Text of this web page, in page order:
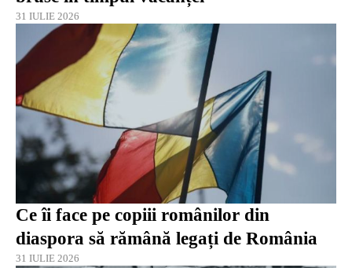
31 IULIE 2026
Ce îi face pe copiii românilor din
diaspora să rămână legați de România
31 IULIE 2026